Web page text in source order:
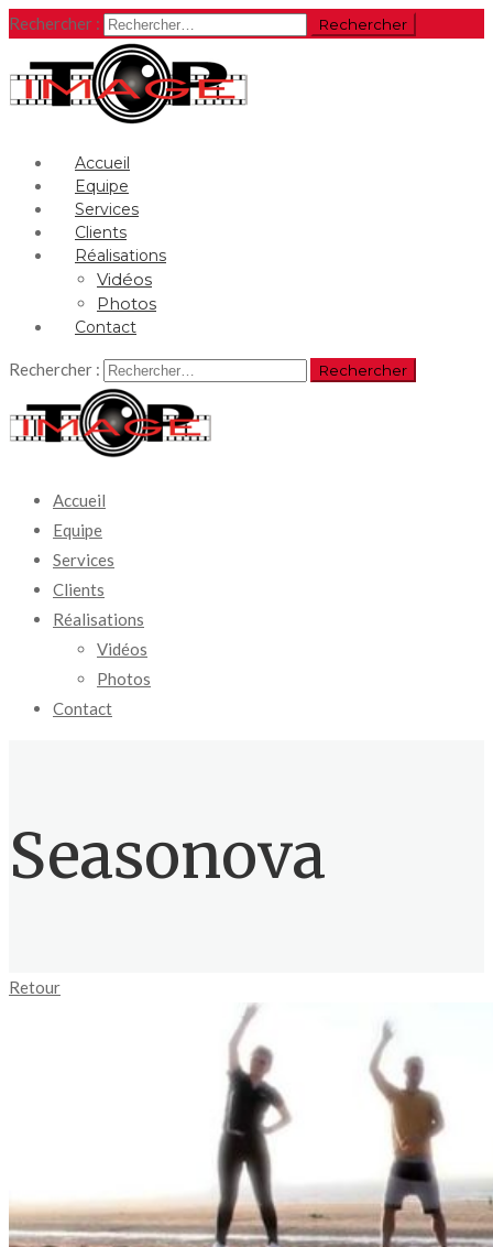
Rechercher :
Accueil
Equipe
Services
Clients
Réalisations
Vidéos
Photos
Contact
Rechercher :
Accueil
Equipe
Services
Clients
Réalisations
Vidéos
Photos
Contact
Seasonova
Retour